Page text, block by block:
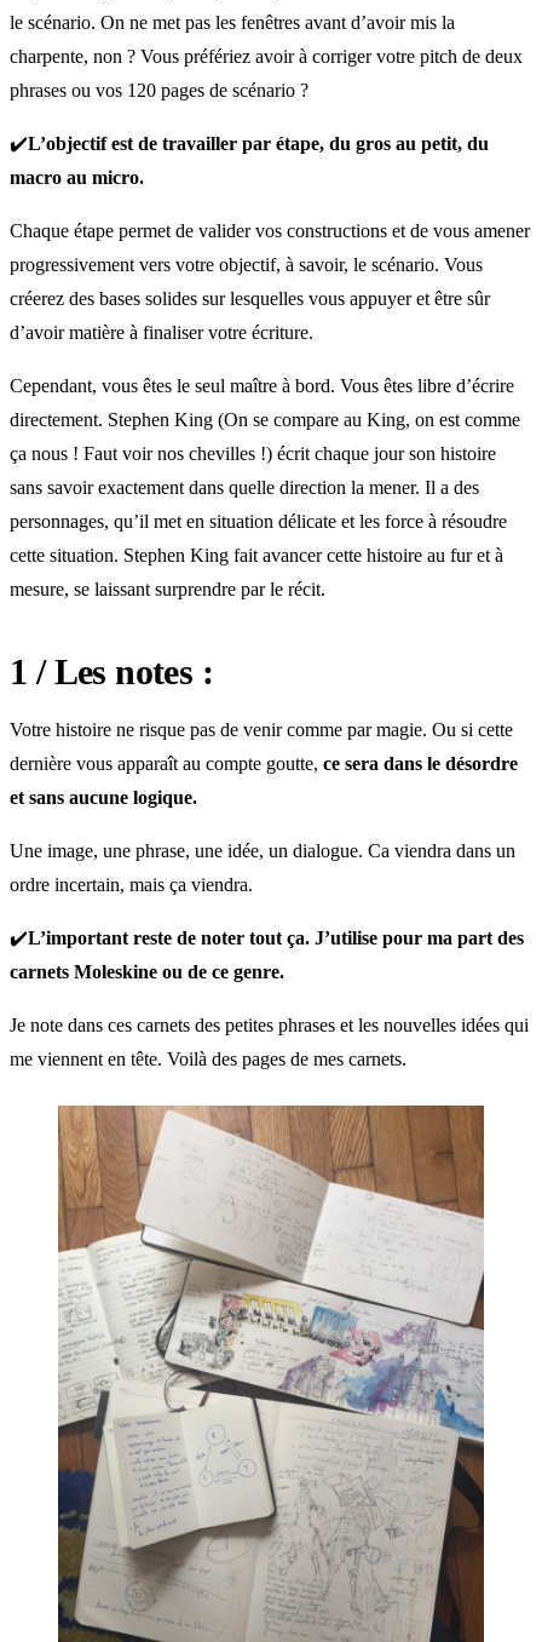
le scénario. On ne met pas les fenêtres avant d’avoir mis la
charpente, non ? Vous préfériez avoir à corriger votre pitch de deux
phrases ou vos 120 pages de scénario ?
✔️L’objectif est de travailler par étape, du gros au petit, du
macro au micro.
Chaque étape permet de valider vos constructions et de vous amener
progressivement vers votre objectif, à savoir, le scénario. Vous
créerez des bases solides sur lesquelles vous appuyer et être sûr
d’avoir matière à finaliser votre écriture.
Cependant, vous êtes le seul maître à bord. Vous êtes libre d’écrire
directement. Stephen King (On se compare au King, on est comme
ça nous ! Faut voir nos chevilles !) écrit chaque jour son histoire
sans savoir exactement dans quelle direction la mener. Il a des
personnages, qu’il met en situation délicate et les force à résoudre
cette situation. Stephen King fait avancer cette histoire au fur et à
mesure, se laissant surprendre par le récit.
1 / Les notes :
Votre histoire ne risque pas de venir comme par magie. Ou si cette
dernière vous apparaît au compte goutte, ce sera dans le désordre
et sans aucune logique.
Une image, une phrase, une idée, un dialogue. Ca viendra dans un
ordre incertain, mais ça viendra.
✔️L’important reste de noter tout ça. J’utilise pour ma part des
carnets Moleskine ou de ce genre.
Je note dans ces carnets des petites phrases et les nouvelles idées qui
me viennent en tête. Voilà des pages de mes carnets.